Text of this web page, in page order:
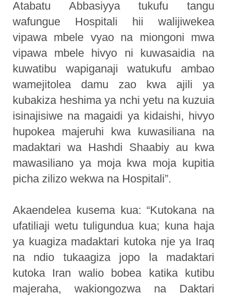
Atabatu Abbasiyya tukufu tangu
wafungue Hospitali hii walijiwekea
vipawa mbele vyao na miongoni mwa
vipawa mbele hivyo ni kuwasaidia na
kuwatibu wapiganaji watukufu ambao
wamejitolea damu zao kwa ajili ya
kubakiza heshima ya nchi yetu na kuzuia
isinajisiwe na magaidi ya kidaishi, hivyo
hupokea majeruhi kwa kuwasiliana na
madaktari wa Hashdi Shaabiy au kwa
mawasiliano ya moja kwa moja kupitia
picha zilizo wekwa na Hospitali”.
Akaendelea kusema kua: “Kutokana na
ufatiliaji wetu tuligundua kua; kuna haja
ya kuagiza madaktari kutoka nje ya Iraq
na ndio tukaagiza jopo la madaktari
kutoka Iran walio bobea katika kutibu
majeraha, wakiongozwa na Daktari